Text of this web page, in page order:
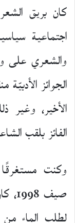
كان بريق
اجتماعية
والشعري على
الجوائز
الأخير،
الفائز بلقب
وكنت